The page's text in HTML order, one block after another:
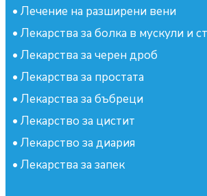
• Лечение на разширени вени
• Лекарства за болка в мускули и
• Лекарства за черен дроб
• Лекарства за простата
• Лекарства за бъбреци
• Лекарство за цистит
• Лекарство за диария
• Лекарства за запек